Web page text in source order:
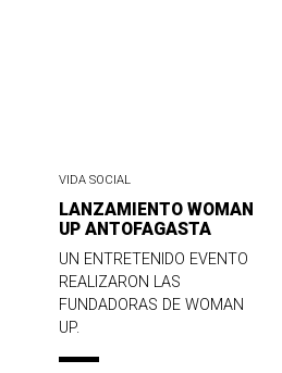
VIDA SOCIAL
LANZAMIENTO WOMAN
UP ANTOFAGASTA
UN ENTRETENIDO EVENTO
REALIZARON LAS
FUNDADORAS DE WOMAN
UP.